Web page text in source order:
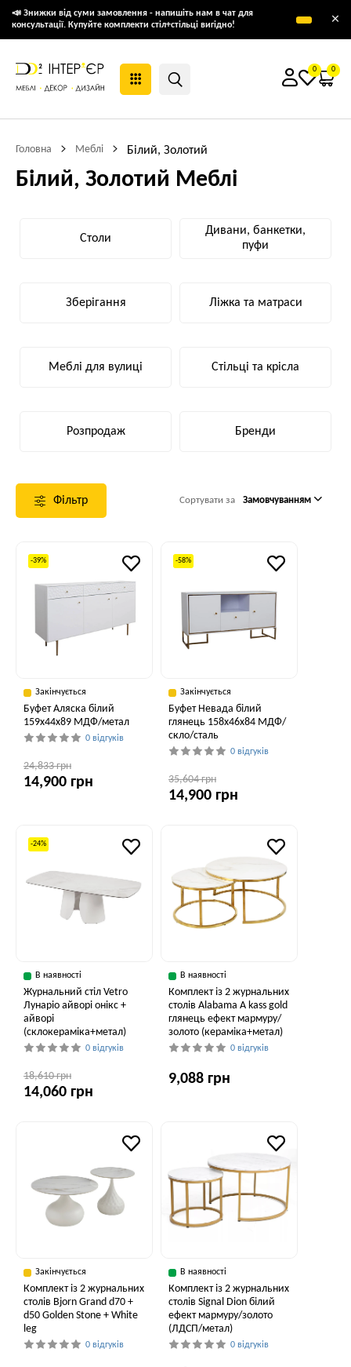
📣 Знижки від суми замовлення - напишіть нам в чат для
консультації. Купуйте комплекти стіл+стільці вигідно!
×
0 0
Головна Меблі Білий, Золотий
Білий, Золотий Меблі
Столи
Дивани, банкетки,
пуфи
Зберігання Ліжка та матраси
Меблі для вулиці Стільці та крісла
Розпродаж Бренди
Фільтр Сортувати за Замовчуванням
-39%
Закінчується
Буфет Аляска білий
159x44x89 МДФ/метал
0 відгуків
24,833 грн
14,900 грн
-58%
Закінчується
Буфет Невада білий
глянець 158x46x84 МДФ/
скло/сталь
0 відгуків
35,604 грн
14,900 грн
-24%
В наявності
Журнальний стіл Vetro
Лунаріо айворі онікс +
айворі
(склокераміка+метал)
0 відгуків
18,610 грн
14,060 грн
В наявності
Комплект із 2 журнальних
столів Alabama A kass gold
глянець ефект мармуру/
золото (кераміка+метал)
0 відгуків
9,088 грн
Закінчується
Комплект із 2 журнальних
столів Bjorn Grand d70 +
d50 Golden Stone + White
leg
0 відгуків
В наявності
Комплект із 2 журнальних
столів Signal Dion білий
ефект мармуру/золото
(ЛДСП/метал)
0 відгуків